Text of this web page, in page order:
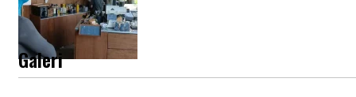
Galeri